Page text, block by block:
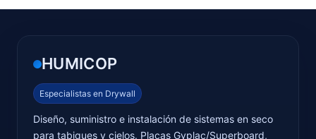
HUMICOP
Especialistas en Drywall
Diseño, suministro e instalación de sistemas en seco
para tabiques y cielos. Placas Gyplac/Superboard,